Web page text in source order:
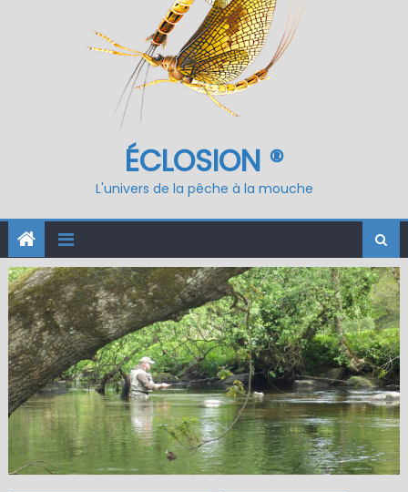
ÉCLOSION ®
L'univers de la pêche à la mouche